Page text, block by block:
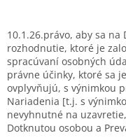
10.1.26.právo, aby sa
rozhodnutie, ktoré je
spracúvaní osobných
právne účinky, ktoré sa
ovplyvňujú, s výnimkou
Nariadenia [t.j. s
nevyhnutné na
Dotknutou osobou a